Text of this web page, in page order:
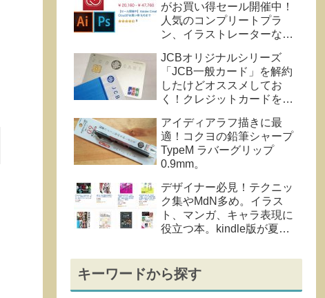
がお買い得セール開催中！
人気のコンプリートプラ
ン、イラストレーターなど
が期間限定でお買い得。
9/6(金) 23:59まで。
JCBオリジナルシリーズ
「JCB一般カード」を解約
したけどオススメしてお
く！クレジットカードを整
アイディアラフ描きに最
適！コクヨの鉛筆シャープ
TypeM ラバーグリップ
0.9mm。
デザイナー必見！テクニッ
ク集やMdN多め。イラス
ト、マンガ、キャラ表現に
役立つ本。kindle版が夏の
キーワードから探す